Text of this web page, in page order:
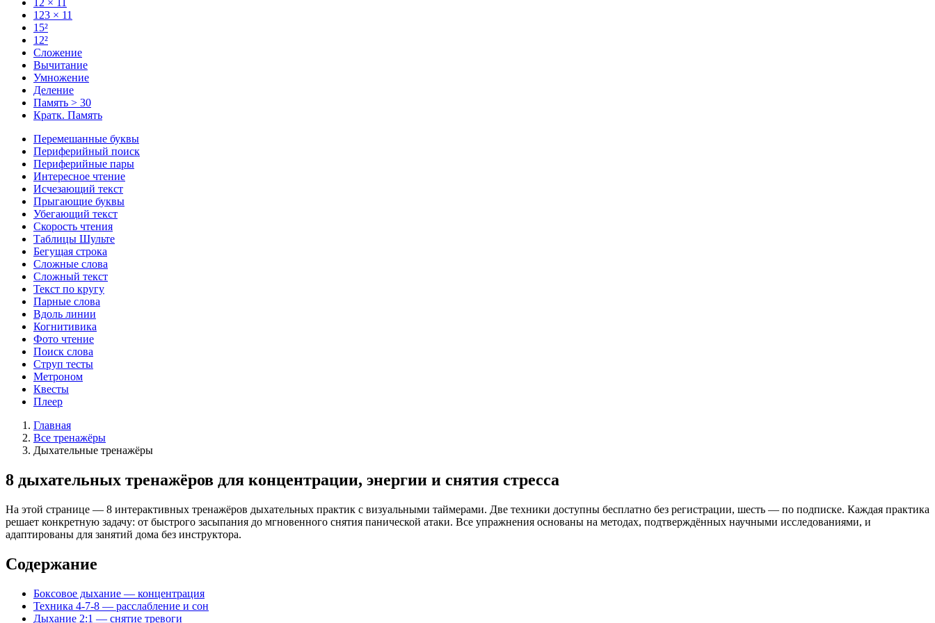
12 × 11
123 × 11
15²
12²
Сложение
Вычитание
Умножение
Деление
Память > 30
Кратк. Память
Перемешанные буквы
Периферийный поиск
Периферийные пары
Интересное чтение
Исчезающий текст
Прыгающие буквы
Убегающий текст
Скорость чтения
Таблицы Шульте
Бегущая строка
Сложные слова
Сложный текст
Текст по кругу
Парные слова
Вдоль линии
Когнитивика
Фото чтение
Поиск слова
Струп тесты
Метроном
Квесты
Плеер
Главная
Все тренажёры
Дыхательные тренажёры
8 дыхательных тренажёров для концентрации, энергии и снятия стресса
На этой странице — 8 интерактивных тренажёров дыхательных практик с визуальными таймерами. Две техники доступны бесплатно без регистрации, шесть — по подписке. Каждая практика
решает конкретную задачу: от быстрого засыпания до мгновенного снятия панической атаки. Все упражнения основаны на методах, подтверждённых научными исследованиями, и
адаптированы для занятий дома без инструктора.
Содержание
Боксовое дыхание — концентрация
Техника 4-7-8 — расслабление и сон
Дыхание 2:1 — снятие тревоги